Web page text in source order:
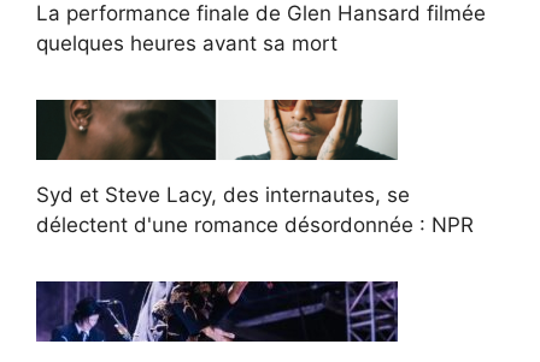
La performance finale de Glen Hansard filmée
quelques heures avant sa mort
Syd et Steve Lacy, des internautes, se
délectent d'une romance désordonnée : NPR